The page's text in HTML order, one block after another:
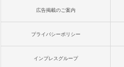
広告掲載のご案内
プライバシーポリシー
インプレスグループ